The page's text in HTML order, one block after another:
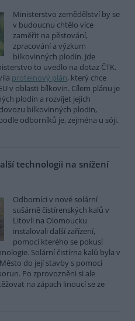
Ministerstvo zemědělství by se
v budoucnu chtělo více
zaměřit na pěstování,
zpracování a výzkum
bílkovinných plodin. Jde
to uvedlo na dotaz ČTK.
proteinový plán, který chce
v oblasti bílkovin. Cílem plánu je
plodin a rozvíjet jejich
bílkovinných plodin,
odborníků je, zejména u sóji.
technologii na snížení
Odborníci v nové solární
sušárně čistírenských kalů v
Litovli na Olomoucku
instalovali další zařízení,
pomocí kterého se pokusí
Solární čistírna kalů byla v
do její stavby s pomocí
Po zprovozněni si ale
na zápach linoucí se ze